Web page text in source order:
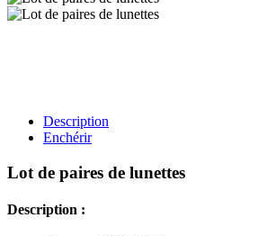
Description
Enchérir
Lot de paires de lunettes
Description :